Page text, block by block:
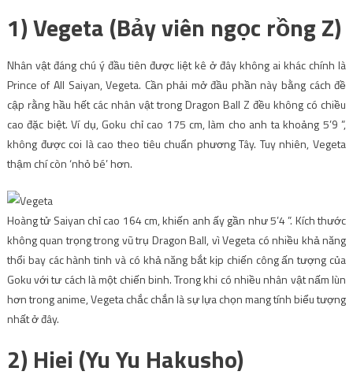
1) Vegeta (Bảy viên ngọc rồng Z)
Nhân vật đáng chú ý đầu tiên được liệt kê ở đây không ai khác chính là
Prince of All Saiyan, Vegeta. Cần phải mở đầu phần này bằng cách đề
cập rằng hầu hết các nhân vật trong Dragon Ball Z đều không có chiều
cao đặc biệt. Ví dụ, Goku chỉ cao 175 cm, làm cho anh ta khoảng 5’9 ”,
không được coi là cao theo tiêu chuẩn phương Tây. Tuy nhiên, Vegeta
thậm chí còn ‘nhỏ bé’ hơn.
Hoàng tử Saiyan chỉ cao 164 cm, khiến anh ấy gần như 5’4 ”. Kích thước
không quan trọng trong vũ trụ Dragon Ball, vì Vegeta có nhiều khả năng
thổi bay các hành tinh và có khả năng bắt kịp chiến công ấn tượng của
Goku với tư cách là một chiến binh. Trong khi có nhiều nhân vật nấm lùn
hơn trong anime, Vegeta chắc chắn là sự lựa chọn mang tính biểu tượng
nhất ở đây.
2) Hiei (Yu Yu Hakusho)